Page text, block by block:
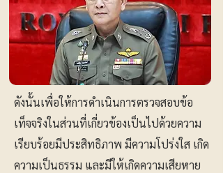
ดังนั้นเพื่อให้การดำเนินการตรวจสอบข้อ
เท็จจริงในส่วนที่เกี่ยวข้องเป็นไปด้วยความ
เรียบร้อยมีประสิทธิภาพ มีความโปร่งใส เกิด
ความเป็นธรรม และมีให้เกิดความเสียหาย